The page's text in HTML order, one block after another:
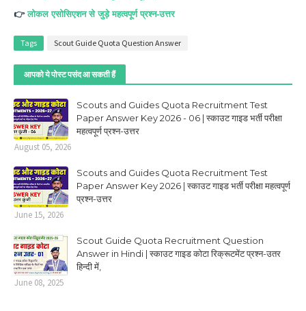
👉लोकलएसोसिएशन से जुड़े महत्वपूर्ण प्रश्न-उत्तर
Tags Scout Guide Quota Question Answer
आपको ये पोस्ट पसंद आ सकती हैं
Scouts and Guides Quota Recruitment Test
Paper Answer Key 2026 - 06 | स्काउट गाइड भर्ती परीक्षा
महत्वपूर्ण प्रश्न-उत्तर
August 05, 2026
Scouts and Guides Quota Recruitment Test
Paper Answer Key 2026 | स्काउट गाइड भर्ती परीक्षा महत्वपूर्ण
प्रश्न-उत्तर
June 15, 2026
Scout Guide Quota Recruitment Question
Answer in Hindi | स्काउट गाइड कोटा रिक्रूटमेंट प्रश्न-उतर
हिन्दी में,
June 08, 2025